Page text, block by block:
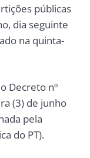
públicas
dia seguinte
na quinta-
Decreto nº
(3) de junho
pela
do PT).